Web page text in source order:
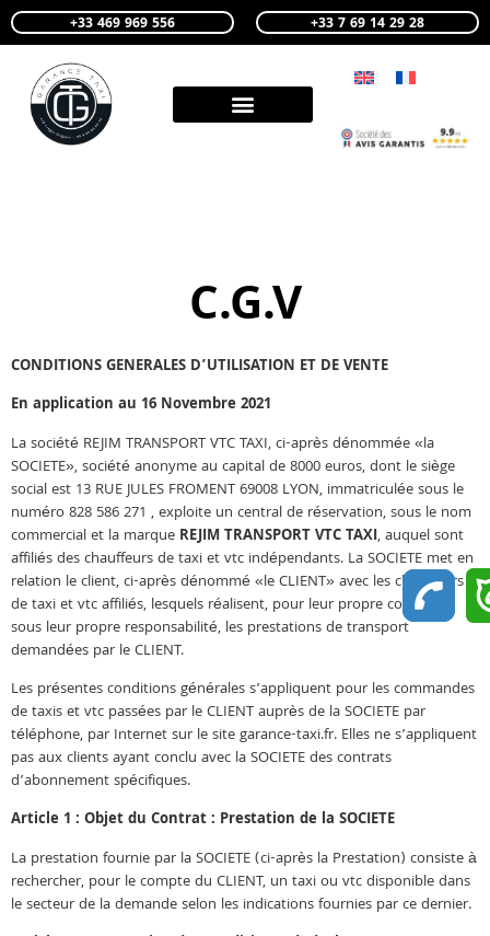
+33 469 969 556 +33 7 69 14 29 28
C.G.V
CONDITIONS GENERALES D’UTILISATION ET DE VENTE
En application au 16 Novembre 2021
La société REJIM TRANSPORT VTC TAXI, ci-après dénommée «la
SOCIETE», société anonyme au capital de 8000 euros, dont le siège
social est 13 RUE JULES FROMENT 69008 LYON, immatriculée sous le
numéro 828 586 271 , exploite un central de réservation, sous le nom
commercial et la marque REJIM TRANSPORT VTC TAXI, auquel sont
affiliés des chauffeurs de taxi et vtc indépendants. La SOCIETE met en
relation le client, ci-après dénommé «le CLIENT» avec les chauffeurs
de taxi et vtc affiliés, lesquels réalisent, pour leur propre compte et
sous leur propre responsabilité, les prestations de transport
demandées par le CLIENT.
Les présentes conditions générales s’appliquent pour les commandes
de taxis et vtc passées par le CLIENT auprès de la SOCIETE par
téléphone, par Internet sur le site garance-taxi.fr. Elles ne s’appliquent
pas aux clients ayant conclu avec la SOCIETE des contrats
d’abonnement spécifiques.
Article 1 : Objet du Contrat : Prestation de la SOCIETE
La prestation fournie par la SOCIETE (ci-après la Prestation) consiste à
rechercher, pour le compte du CLIENT, un taxi ou vtc disponible dans
le secteur de la demande selon les indications fournies par ce dernier.